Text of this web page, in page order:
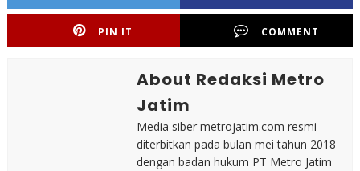
PIN IT COMMENT
About Redaksi Metro
Jatim
Media siber metrojatim.com resmi
diterbitkan pada bulan mei tahun 2018
dengan badan hukum PT Metro Jatim